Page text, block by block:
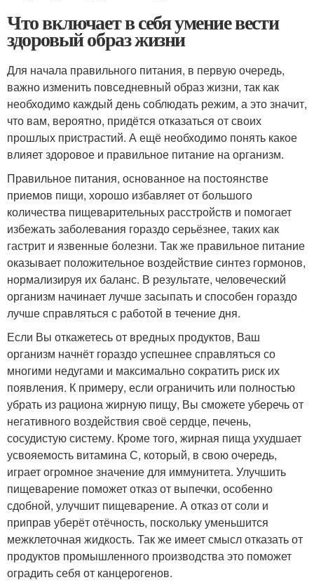
Что включает в себя умение вести
здоровый образ жизни
Для начала правильного питания, в первую очередь,
важно изменить повседневный образ жизни, так как
необходимо каждый день соблюдать режим, а это значит,
что вам, вероятно, придётся отказаться от своих
прошлых пристрастий. А ещё необходимо понять какое
влияет здоровое и правильное питание на организм.
Правильное питания, основанное на постоянстве
приемов пищи, хорошо избавляет от большого
количества пищеварительных расстройств и помогает
избежать заболевания гораздо серьёзнее, таких как
гастрит и язвенные болезни. Так же правильное питание
оказывает положительное воздействие синтез гормонов,
нормализируя их баланс. В результате, человеческий
организм начинает лучше засыпать и способен гораздо
лучше справляться с работой в течение дня.
Если Вы откажетесь от вредных продуктов, Ваш
организм начнёт гораздо успешнее справляться со
многими недугами и максимально сократить риск их
появления. К примеру, если ограничить или полностью
убрать из рациона жирную пищу, Вы сможете уберечь от
негативного воздействия своё сердце, печень,
сосудистую систему. Кроме того, жирная пища ухудшает
усвояемость витамина С, который, в свою очередь,
играет огромное значение для иммунитета. Улучшить
пищеварение поможет отказ от выпечки, особенно
сдобной, улучшит пищеварение. А отказ от соли и
приправ уберёт отёчность, поскольку уменьшится
межклеточная жидкость. Так же имеет смысл отказать от
продуктов промышленного производства это поможет
оградить себя от канцерогенов.